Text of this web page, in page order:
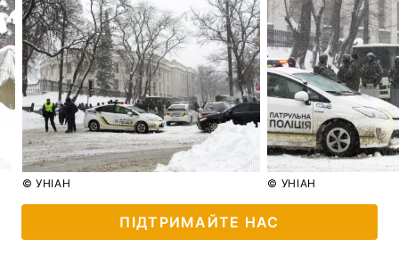
© УНІАН © УНІАН
ПІДТРИМАЙТЕ НАС